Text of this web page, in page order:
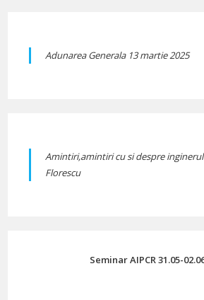
Adunarea Generala 13 martie 2025
Amintiri,amintiri cu si despre
Florescu
Seminar AIPCR 31.05-